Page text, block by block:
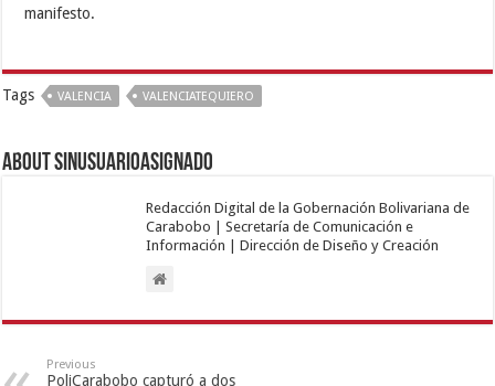
manifesto.
Tags VALENCIA VALENCIATEQUIERO
About sinusuarioasignado
Redacción Digital de la Gobernación Bolivariana de
Carabobo | Secretaría de Comunicación e
Información | Dirección de Diseño y Creación
Previous
PoliCarabobo capturó a dos